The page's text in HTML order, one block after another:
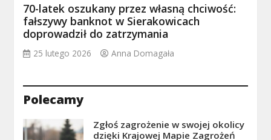
70-latek oszukany przez własną chciwość:
fałszywy banknot w Sierakowicach
doprowadził do zatrzymania
25 lutego 2026 Anna Domagała
Polecamy
Zgłoś zagrożenie w swojej okolicy
dzięki Krajowej Mapie Zagrożeń